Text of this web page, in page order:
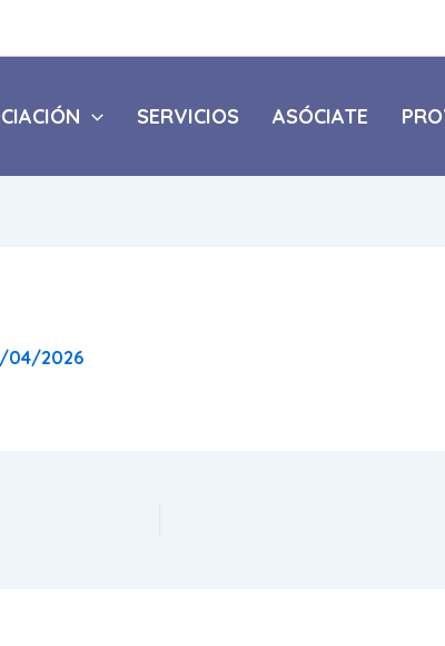
SERVICIOS ASÓCIATE
04/2026